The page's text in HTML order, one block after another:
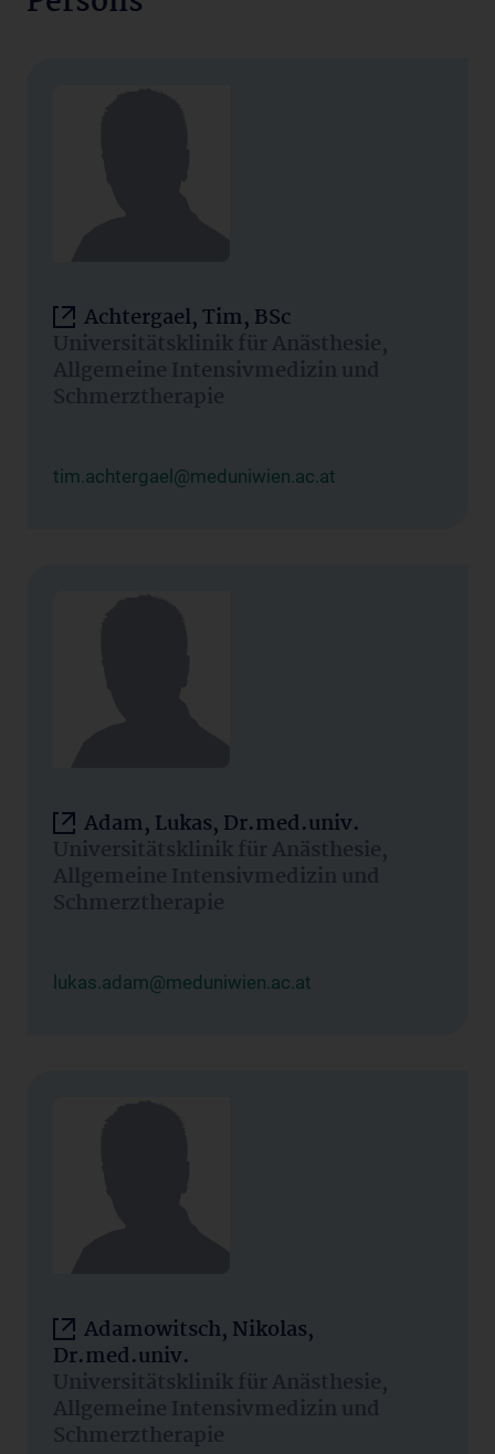
Achtergael, Tim, BSc
Universitätsklinik für Anästhesie,
Allgemeine Intensivmedizin und
Schmerztherapie
tim.achtergael@meduniwien.ac.at
Adam, Lukas, Dr.med.univ.
Universitätsklinik für Anästhesie,
Allgemeine Intensivmedizin und
Schmerztherapie
lukas.adam@meduniwien.ac.at
Adamowitsch, Nikolas,
Dr.med.univ.
Universitätsklinik für Anästhesie,
Allgemeine Intensivmedizin und
Schmerztherapie